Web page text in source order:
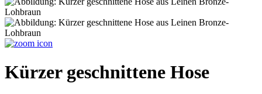
Kürzer geschnittene Hose